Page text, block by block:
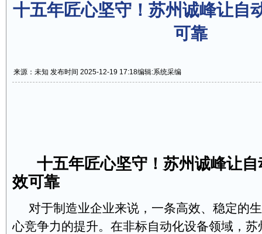
十五年匠心坚守！苏州诚峰让自
可靠
来源：未知 发布时间 2025-12-19 17:18编辑:系统采编
十五年匠心坚守！苏州诚峰让
效可靠
对于制造业企业来说，一条高效、稳定的
心竞争力的提升。在非标自动化设备领域，